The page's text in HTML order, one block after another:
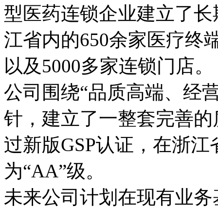
型医药连锁企业建立了
江省内的650余家医疗终
以及5000多家连锁门店。
公司围绕“品质高端、经
针，建立了一整套完善
过新版GSP认证，在浙
为“AA”级。
未来公司计划在现有业